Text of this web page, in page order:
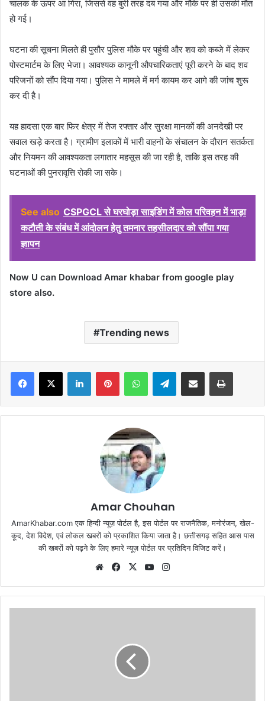
चालक के ऊपर आ गिरा, जिससे वह बुरी तरह दब गया और मौके पर ही उसकी मौत
हो गई।
घटना की सूचना मिलते ही पुसौर पुलिस मौके पर पहुंची और शव को कब्जे में लेकर
पोस्टमार्टम के लिए भेजा। आवश्यक कानूनी औपचारिकताएं पूरी करने के बाद शव
परिजनों को सौंप दिया गया। पुलिस ने मामले में मर्ग कायम कर आगे की जांच शुरू
कर दी है।
यह हादसा एक बार फिर क्षेत्र में तेज रफ्तार और सुरक्षा मानकों की अनदेखी पर
सवाल खड़े करता है। ग्रामीण इलाकों में भारी वाहनों के संचालन के दौरान सतर्कता
और नियमन की आवश्यकता लगातार महसूस की जा रही है, ताकि इस तरह की
घटनाओं की पुनरावृत्ति रोकी जा सके।
See also CSPGCL से घरघोड़ा साइडिंग में कोल परिवहन में भाड़ा
कटौती के संबंध में आंदोलन हेतु तमनार तहसीलदार को सौंपा गया
ज्ञापन
Now U can Download Amar khabar from google play
store also.
Trending news
Facebook
X LinkedInPinterestWhatsAppTelegramShare via Email Print
Amar Chouhan
AmarKhabar.com एक हिन्दी न्यूज़ पोर्टल है, इस पोर्टल पर राजनैतिक, मनोरंजन, खेल-
कूद, देश विदेश, एवं लोकल खबरों को प्रकाशित किया जाता है। छत्तीसगढ़ सहित आस पास
की खबरों को पढ़ने के लिए हमारे न्यूज़ पोर्टल पर प्रतिदिन विजिट करें।
WebsiteFacebook
X YouTube